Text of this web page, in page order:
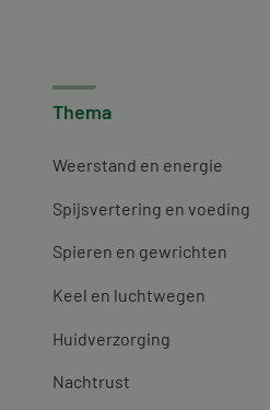
Thema
Weerstand en energie
Spijsvertering en voeding
Spieren en gewrichten
Keel en luchtwegen
Huidverzorging
Nachtrust